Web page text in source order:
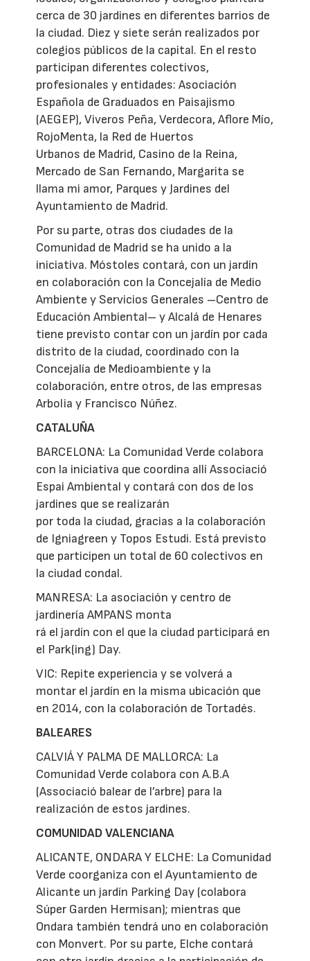
cerca de 30 jardines en diferentes barrios de
la ciudad. Diez y siete serán realizados por
colegios públicos de la capital. En el resto
participan diferentes colectivos,
profesionales y entidades: Asociación
Española de Graduados en Paisajismo
(AEGEP), Viveros Peña, Verdecora, Aflore Mío,
RojoMenta, la Red de Huertos
Urbanos de Madrid, Casino de la Reina,
Mercado de San Fernando, Margarita se
llama mi amor, Parques y Jardines del
Ayuntamiento de Madrid.
Por su parte, otras dos ciudades de la
Comunidad de Madrid se ha unido a la
iniciativa. Móstoles contará, con un jardín
en colaboración con la Concejalía de Medio
Ambiente y Servicios Generales –Centro de
Educación Ambiental– y Alcalá de Henares
tiene previsto contar con un jardín por cada
distrito de la ciudad, coordinado con la
Concejalía de Medioambiente y la
colaboración, entre otros, de las empresas
Arbolia y Francisco Núñez.
CATALUÑA
BARCELONA: La Comunidad Verde colabora
con la iniciativa que coordina allí Associació
Espai Ambiental y contará con dos de los
jardines que se realizarán
por toda la ciudad, gracias a la colaboración
de Igniagreen y Topos Estudi. Está previsto
que participen un total de 60 colectivos en
la ciudad condal.
MANRESA: La asociación y centro de
jardinería AMPANS monta
rá el jardín con el que la ciudad participará en
el Park(ing) Day.
VIC: Repite experiencia y se volverá a
montar el jardín en la misma ubicación que
en 2014, con la colaboración de Tortadés.
BALEARES
CALVIÁ Y PALMA DE MALLORCA: La
Comunidad Verde colabora con A.B.A
(Associació balear de l’arbre) para la
realización de estos jardines.
COMUNIDAD VALENCIANA
ALICANTE, ONDARA Y ELCHE: La Comunidad
Verde coorganiza con el Ayuntamiento de
Alicante un jardín Parking Day (colabora
Súper Garden Hermisan); mientras que
Ondara también tendrá uno en colaboración
con Monvert. Por su parte, Elche contará